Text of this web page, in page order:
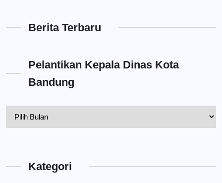
Berita Terbaru
Pelantikan Kepala Dinas Kota
Bandung
BandungKategori